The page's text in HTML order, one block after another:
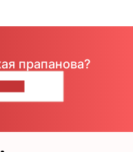
прапанова?